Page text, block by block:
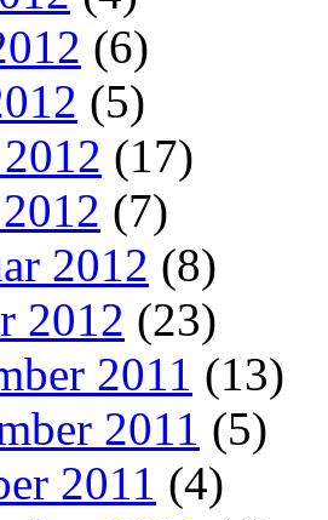
(6)
(5)
(17)
(7)
2012 (8)
2012 (23)
2011 (13)
2011 (5)
2011 (4)